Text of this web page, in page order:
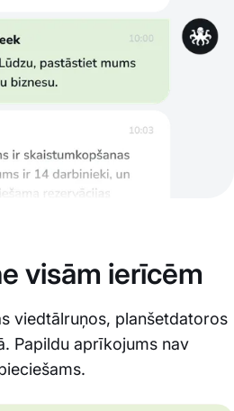
visām ierīcēm
viedtālruņos, planšetdatoros
Papildu aprīkojums nav